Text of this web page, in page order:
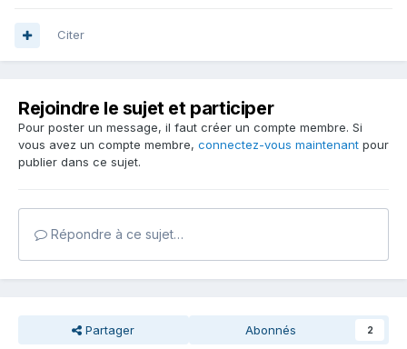
Citer
Rejoindre le sujet et participer
Pour poster un message, il faut créer un compte membre. Si
vous avez un compte membre, connectez-vous maintenant pour
publier dans ce sujet.
Répondre à ce sujet…
Partager Abonnés 2